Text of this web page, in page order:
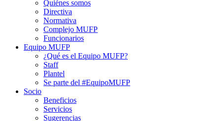
Quiénes somos
Directiva
Normativa
Complejo MUFP
Funcionarios
Equipo MUFP
¿Qué es el Equipo MUFP?
Staff
Plantel
Se parte del #EquipoMUFP
Socio
Beneficios
Servicios
Sugerencias